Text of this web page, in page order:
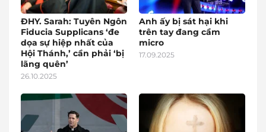
ĐHY. Sarah: Tuyên Ngôn
Fiducia Supplicans ‘đe
dọa sự hiệp nhất của
Hội Thánh,’ cần phải ‘bị
lãng quên’
26.10.2025
Anh ấy bị sát hại khi
trên tay đang cầm
micro
17.09.2025